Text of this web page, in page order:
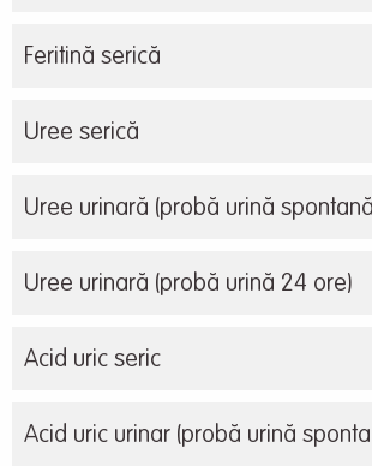
Feritină serică
Uree serică
Uree urinară (probă urină
Uree urinară (probă urină 24 ore)
Acid uric seric
Acid uric urinar (probă urină